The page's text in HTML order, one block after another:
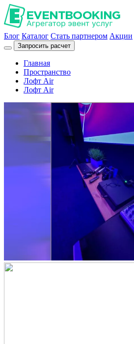
Блог Каталог Стать партнером Акции
Запросить расчет
Главная
Пространство
Лофт Air
Лофт Air